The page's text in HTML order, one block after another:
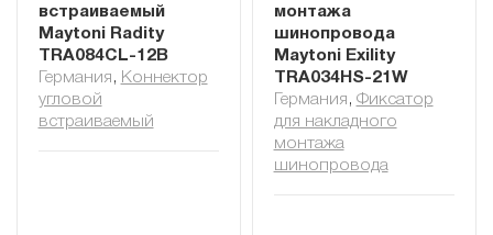
встраиваемый
Maytoni Radity
TRA084CL-12B
Германия , Коннектор
угловой
встраиваемый
монтажа
шинопровода
Maytoni Exility
TRA034HS-21W
Германия , Фиксатор
для накладного
монтажа
шинопровода